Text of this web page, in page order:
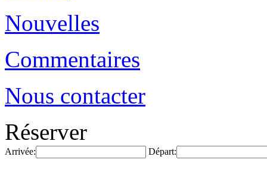
Nouvelles
Commentaires
Nous contacter
Réserver
Arrivée: Départ: